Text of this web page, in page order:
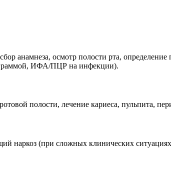
анамнеза, осмотр полости рта,
ИФА/ПЦР на инфекции).
полости, лечение кариеса, пульпита,
наркоз (при сложных клинических